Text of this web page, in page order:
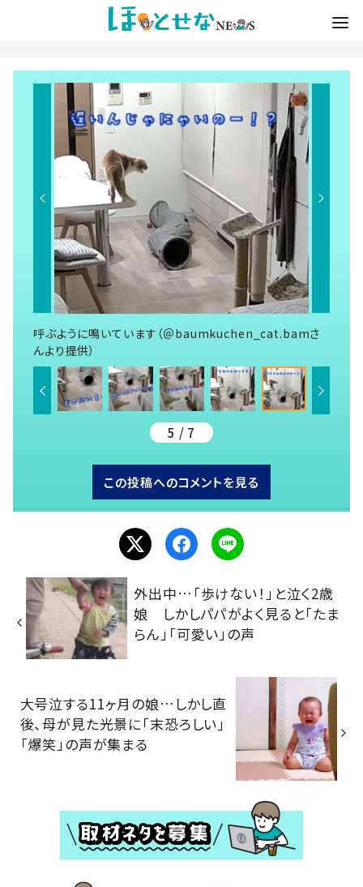
呼ぶように鳴いています（＠baumkuchen_cat.bamさ
んより提供）
5 / 7
この投稿へのコメントを見る
外出中…「歩けない！」と泣く2歳
娘 しかしパパがよく見ると「たま
らん」「可愛い」の声
大号泣する11ヶ月の娘…しかし直
後、母が見た光景に「末恐ろしい」
「爆笑」の声が集まる